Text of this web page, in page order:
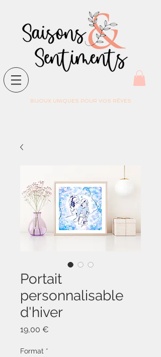
BIJOUX UNIQUES POUR VOS RÊVES
Portait
personnalisable
d'hiver
19,00 €
Format *